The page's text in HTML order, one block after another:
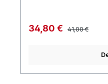
Verkaufspreis:
34,80 € Regulärer
41,00 €